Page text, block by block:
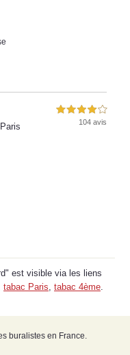
4,0 étoiles sur 5
104 avis
est visible via les liens
tabac Paris tabac 4ème
buralistes en France.